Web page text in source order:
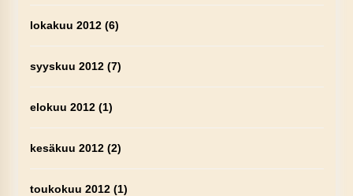
lokakuu 2012(6)
syyskuu 2012(7)
elokuu 2012(1)
kesäkuu 2012(2)
toukokuu 2012(1)